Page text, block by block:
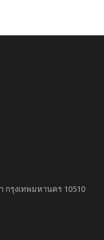
กรุงเทพมหานคร 10510